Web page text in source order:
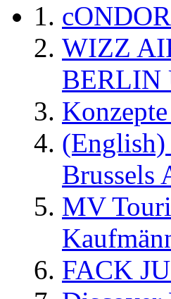
WIZZ
BERLIN
(English)
Brussels
MV
FACK